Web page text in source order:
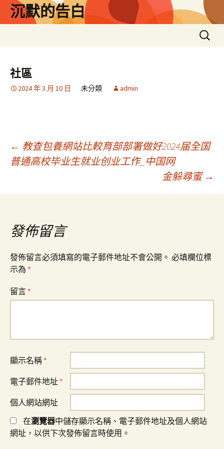
沉默的告白
搜
尋
社區
2024 年 3 月 10 日 未分類 admin
文
導
覽
← 教查包養網站比較育部部署做好2024届全国
普通高校毕业生就业创业工作_中国网
金躲尋蜜 →
發佈留言
發佈留言必須填寫的電子郵件地址不會公開。 必填欄位標
示為 *
留言 *
顯示名稱 *
電子郵件地址 *
個人網站網址
在瀏覽器中儲存顯示名稱、電子郵件地址及個人網站
網址，以供下次發佈留言時使用。